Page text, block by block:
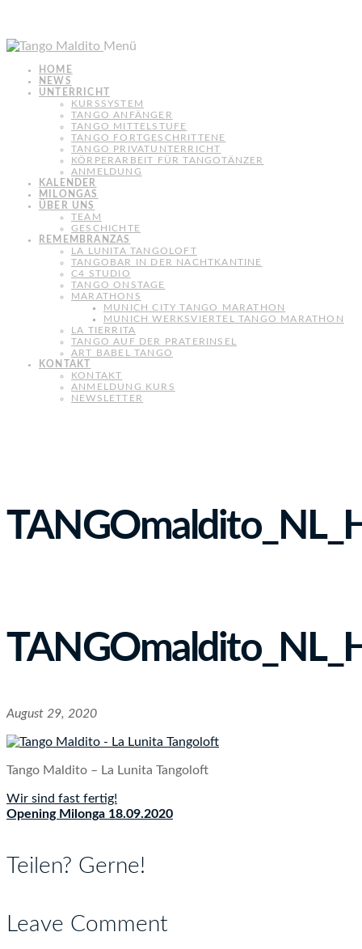
Menü
HOME
NEWS
UNTERRICHT
KURSSYSTEM
TANGO ANFÄNGER
TANGO MITTELSTUFE
TANGO FORTGESCHRITTENE
TANGO PRIVATUNTERRICHT
KÖRPERARBEIT FÜR TANGOTÄNZER
ANMELDUNG
KALENDER
MILONGAS
ÜBER UNS
TEAM
GESCHICHTE
REMEMBRANZAS
LA LUNITA TANGOLOFT
TANGOBAR IN DER NACHTKANTINE
C4 STUDIO
TANGO ONSTAGE
MARATHONS
MUNICH CITY TANGO MARATHON
MUNICH WERKSVIERTEL TANGO MARATHON
LA TIERRITA
TANGO AUF DER PRATERINSEL
ART BABEL TANGO
KONTAKT
KONTAKT
ANMELDUNG KURS
NEWSLETTER
August 29, 2020
Tango Maldito – La Lunita Tangoloft
Beitragsnavigation
Wir sind fast fertig!
Opening Milonga 18.09.2020
Teilen? Gerne!
Leave Comment